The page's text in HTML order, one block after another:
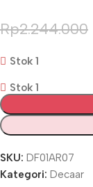
Rp2.244.000
Stok 1
Stok 1
SKU: DF01AR07
Kategori: Decaar